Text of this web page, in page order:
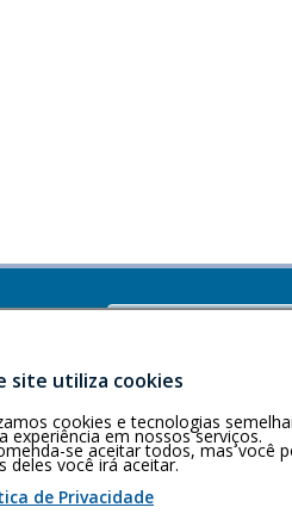
Buscar
site utiliza cookies
cookies e tecnologias
experiência em nossos serviços.
se aceitar todos, mas você
deles você irá aceitar.
de Privacidade